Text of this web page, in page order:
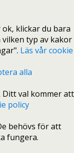
klickar du bara
vilken typ av kakor
Läs vår cookie
alla
Ditt val kommer att
policy
behövs för att
fungera.